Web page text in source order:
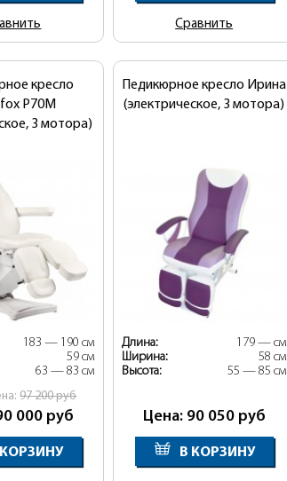
Сравнить
кресло
Р70M
3 мотора)
183 — 190 см
59 см
63 — 83 см
97 200руб
000 руб
Педикюрное кресло Ирина
(электрическое, 3 мотора)
Длина:
179 — см
Ширина:
58 см
Высота:
55 — 85 см
Цена: 90 050 руб
В КОРЗИНУ